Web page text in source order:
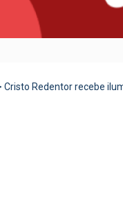
Cristo Redentor recebe